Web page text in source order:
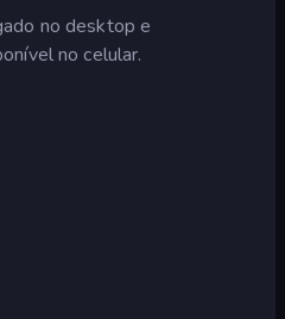
no desktop e
no celular.